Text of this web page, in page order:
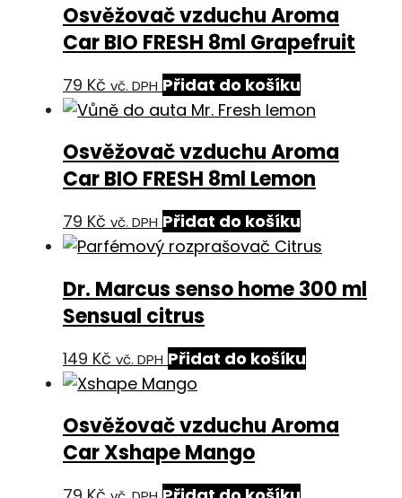
Osvěžovač vzduchu Aroma
Car BIO FRESH 8ml Grapefruit
79 Kč vč. DPH Přidat do košíku
Osvěžovač vzduchu Aroma
Car BIO FRESH 8ml Lemon
79 Kč vč. DPH Přidat do košíku
Dr. Marcus senso home 300 ml
Sensual citrus
149 Kč vč. DPH Přidat do košíku
Osvěžovač vzduchu Aroma
Car Xshape Mango